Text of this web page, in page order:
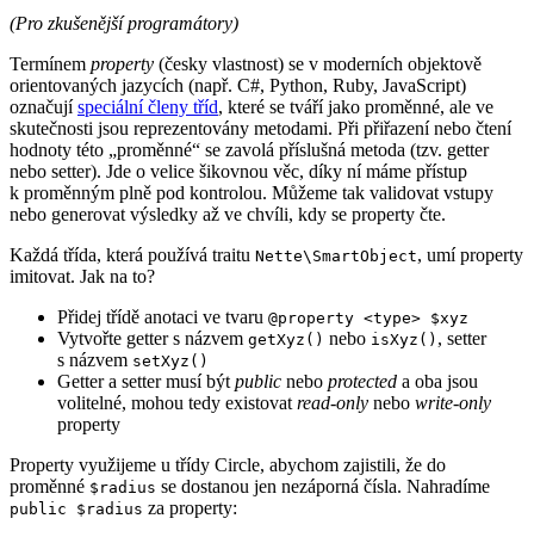
(Pro zkušenější programátory)
Termínem property (česky vlastnost) se v moderních objektově
orientovaných jazycích (např. C#, Python, Ruby, JavaScript)
označujíspeciální členy tříd, které se tváří jako proměnné, ale ve
skutečnosti jsou reprezentovány metodami. Při přiřazení nebo čtení
hodnoty této „proměnné“ se zavolá příslušná metoda (tzv. getter
nebo setter). Jde o velice šikovnou věc, díky ní máme přístup
k proměnným plně pod kontrolou. Můžeme tak validovat vstupy
nebo generovat výsledky až ve chvíli, kdy se property čte.
Každá třída, která používá traitu Nette\SmartObject, umí property
imitovat. Jak na to?
Přidej třídě anotaci ve tvaru @property <type> $xyz
Vytvořte getter s názvem getXyz() nebo isXyz() , setter
s názvem setXyz()
Getter a setter musí býtpublic nebo protected a oba jsou
volitelné, mohou tedy existovatread-only nebo write-only
property
Property využijeme u třídy Circle, abychom zajistili, že do
proměnné $radius se dostanou jen nezáporná čísla. Nahradíme
public $radius za property: